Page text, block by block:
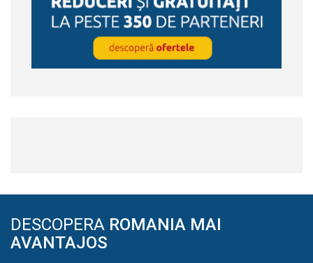
DESCOPERA ROMANIA MAI
AVANTAJOS